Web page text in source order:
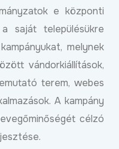
e központi
saját településükre
melynek
vándorkiállítások,
terem, webes
A kampány
célzó